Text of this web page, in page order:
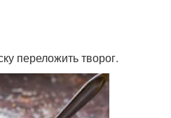
переложить творог.